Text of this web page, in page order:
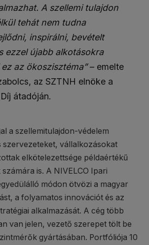
A szellemi tulajdon
tehát nem tudna
inspirálni, bevételt
ezzel újabb alkotásokra
az ökoszisztéma”– emelte
az SZTNH elnöke a
átadóján.
a szellemitulajdon-védelem
szervezeteket, vállalkozásokat
elkötelezettsége példaértékű
is. A NIVELCO Ipari
módon ötvözi a magyar
a folyamatos innovációt és az
alkalmazását. A cég több
van jelen, vezető szerepet tölt be
gyártásában. Portfóliója 10